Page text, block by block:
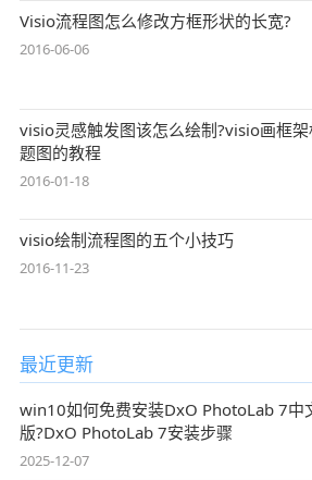
Visio流程图怎么修改方框形状的长宽?
2016-06-06
visio灵感触发图该怎么绘制?visio画框
题图的教程
2016-01-18
visio绘制流程图的五个小技巧
2016-11-23
最近更新
win10如何免费安装DxO PhotoLab 7中
版?DxO PhotoLab 7安装步骤
2025-12-07